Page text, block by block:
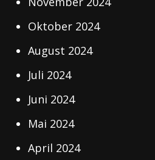
Oktober 2024
August 2024
Juli 2024
Juni 2024
Mai 2024
April 2024